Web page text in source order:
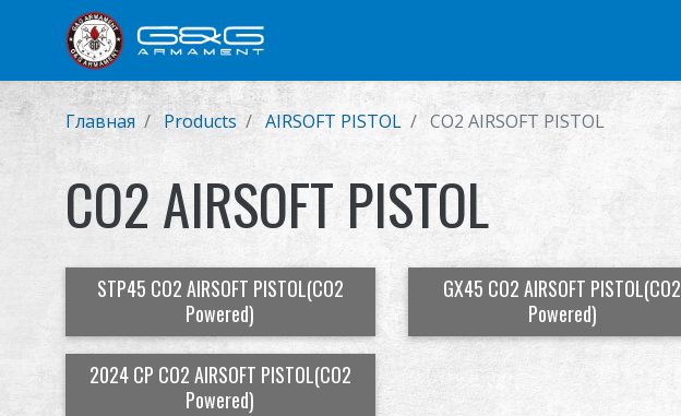
Главная Products AIRSOFT PISTOL CO2 AIRSOFT PISTOL
CO2 AIRSOFT PISTOL
STP45 CO2 AIRSOFT PISTOL(CO2
Powered)
GX45 CO2 AIRSOFT PISTOL(CO2
Powered)
2024 CP CO2 AIRSOFT PISTOL(CO2
Powered)